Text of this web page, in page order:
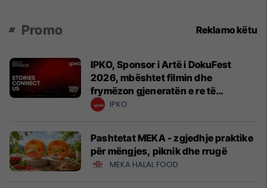
Promo Reklamo këtu
IPKO, Sponsor i Artë i DokuFest
2026, mbështet filmin dhe
frymëzon gjeneratën e re të
krijuesve
IPKO
Pashtetat MEKA - zgjedhje praktike
për mëngjes, piknik dhe rrugë
MEKA HALAL FOOD